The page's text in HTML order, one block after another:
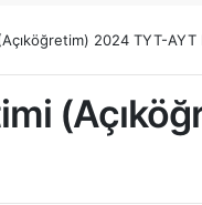
2024 TYT-